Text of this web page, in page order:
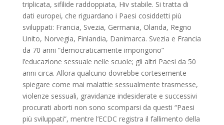
triplicata, sifilide raddoppiata, Hiv stabile. Si tratta di
dati europei, che riguardano i Paesi cosiddetti più
sviluppati: Francia, Svezia, Germania, Olanda, Regno
Unito, Norvegia, Finlandia, Danimarca. Svezia e Francia
da 70 anni “democraticamente impongono”
l’educazione sessuale nelle scuole; gli altri Paesi da 50
anni circa. Allora qualcuno dovrebbe cortesemente
spiegare come mai malattie sessualmente trasmesse,
violenze sessuali, gravidanze indesiderate e successivi
procurati aborti non sono scomparsi da questi “Paesi
più sviluppati”, mentre l’ECDC registra il fallimento della